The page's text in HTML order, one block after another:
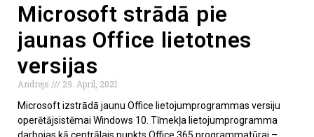
Microsoft strādā pie
jaunas Office lietotnes
versijas
Andrejs
29. April, 2021
Microsoft izstrādā jaunu Office lietojumprogrammas versiju
operētājsistēmai Windows 10. Tīmekļa lietojumprogramma